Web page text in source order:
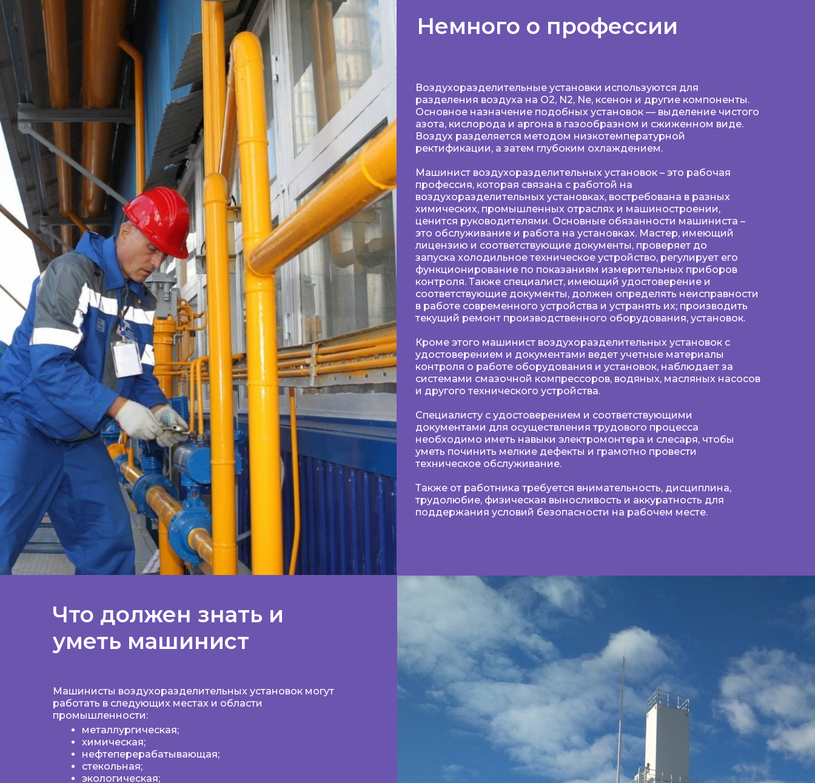
Немного о профессии
Воздухоразделительные установки используются для
разделения воздуха на O2, N2, Ne, ксенон и другие компоненты.
Основное назначение подобных установок — выделение чистого
азота, кислорода и аргона в газообразном и сжиженном виде.
Воздух разделяется методом низкотемпературной
ректификации, а затем глубоким охлаждением.
Машинист воздухоразделительных установок – это рабочая
профессия, которая связана с работой на
воздухоразделительных установках, востребована в разных
химических, промышленных отраслях и машиностроении,
ценится руководителями. Основные обязанности машиниста –
это обслуживание и работа на установках. Мастер, имеющий
лицензию и соответствующие документы, проверяет до
запуска холодильное техническое устройство, регулирует его
функционирование по показаниям измерительных приборов
контроля. Также специалист, имеющий удостоверение и
соответствующие документы, должен определять неисправности
в работе современного устройства и устранять их; производить
текущий ремонт производственного оборудования, установок.
Кроме этого машинист воздухоразделительных установок с
удостоверением и документами ведет учетные материалы
контроля о работе оборудования и установок, наблюдает за
системами смазочной компрессоров, водяных, масляных насосов
и другого технического устройства.
Специалисту с удостоверением и соответствующими
документами для осуществления трудового процесса
необходимо иметь навыки электромонтера и слесаря, чтобы
уметь починить мелкие дефекты и грамотно провести
техническое обслуживание.
Также от работника требуется внимательность, дисциплина,
трудолюбие, физическая выносливость и аккуратность для
поддержания условий безопасности на рабочем месте.
Что должен знать и
уметь машинист
Машинисты воздухоразделительных установок могут
работать в следующих местах и области
промышленности:
металлургическая;
химическая;
нефтеперерабатывающая;
стекольная;
экологическая;